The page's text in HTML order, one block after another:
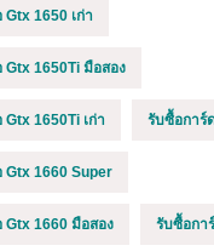
1650 เก่า
Gtx 1650Ti มือสอง
1650Ti เก่า รับซื้อการ์
Gtx 1660 Super
Gtx 1660 มือสอง รับซื้อกา